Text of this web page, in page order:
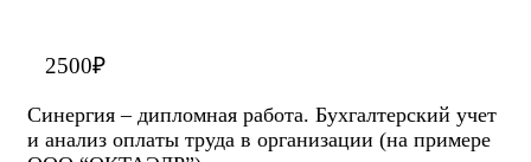
2500₽
Синергия – дипломная работа. Бухгалтерский учет
и анализ оплаты труда в организации (на примере